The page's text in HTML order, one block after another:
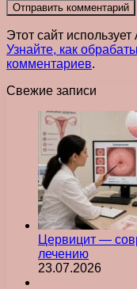
Этот сайт
Узнайте, как
комментариев.
Свежие записи
Цервицит —
лечению
23.07.2026